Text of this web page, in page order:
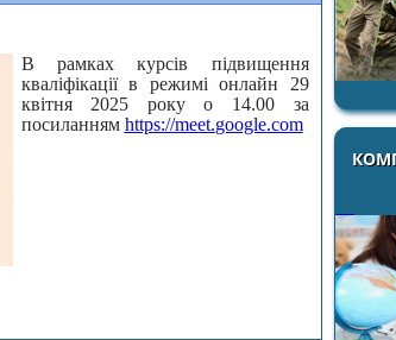
В рамках курсів підвищення
кваліфікації в режимі онлайн 29
квітня 2025 року о 14.00 за
посиланням https://meet.google.com
ДІАЛОГІВ «ОБ’ЄКТИВАЦІЯ
ДОСЯГНЕНЬ У ВИМІРІ ОСОБИСТОЇ